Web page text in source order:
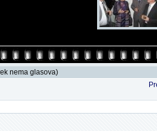
nema glasova)